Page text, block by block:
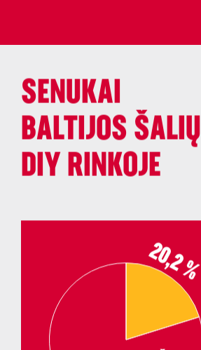
SENUKAI
BALTIJOS ŠALIŲ
DIY RINKOJE
20,2%